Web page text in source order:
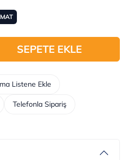
SEPETE EKLE
Telefonla Sipariş
Listene Ekle